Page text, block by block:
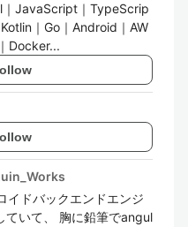
｜JavaScript｜TypeScrip
｜Go｜Android｜AW
Docker...
イドバックエンドエンジ
ていて、 胸に鉛筆でangul